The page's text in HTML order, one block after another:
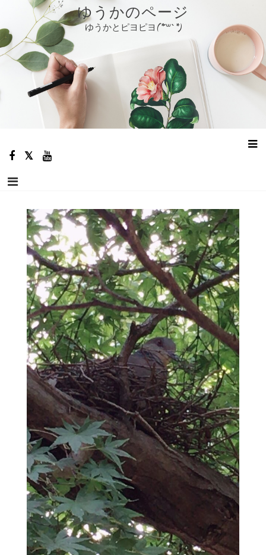
テ
ン
ツ
キ
ゆうかのページ
ゆうかとピヨピヨ(*´꒳`*)